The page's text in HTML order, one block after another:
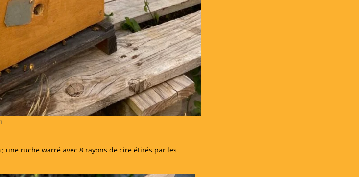
une ruche warré avec 8 rayons de cire étirés par les